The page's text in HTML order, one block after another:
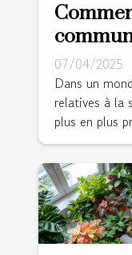
peuvent
07/04/2025
Dans un
relatives à la
plus en plus